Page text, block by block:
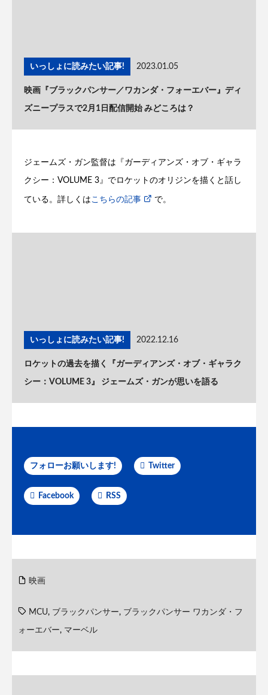
いっしょに読みたい記事! 2023.01.05
映画『ブラックパンサー／ワカンダ・フォーエバー』ディ
ズニープラスで2月1日配信開始 みどころは？
ジェームズ・ガン監督は『ガーディアンズ・オブ・ギャラ
クシー：VOLUME 3』でロケットのオリジンを描くと話し
ている。詳しくはこちらの記事 で。
いっしょに読みたい記事! 2022.12.16
ロケットの過去を描く『ガーディアンズ・オブ・ギャラク
シー：VOLUME 3』 ジェームズ・ガンが思いを語る
フォローお願いします! Twitter
Facebook RSS
映画
MCU, ブラックパンサー, ブラックパンサー ワカンダ・フ
ォーエバー, マーベル